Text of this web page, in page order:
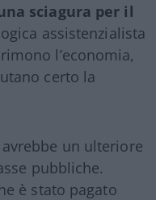
sciagura per il
assistenzialista
l’economia,
certo la
avrebbe un ulteriore
pubbliche.
è stato pagato